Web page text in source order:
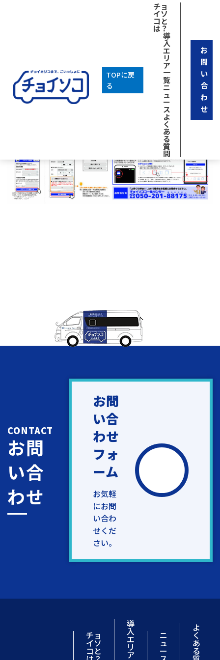
TOPに戻
る
チョ
イソ
コと
は？
導
入
エ
リ
ア
一
覧
ニ
ュ
ー
ス
よ
く
あ
る
質
問
お
問
い
合
わ
せ
CONTACT
お問
い合
わせ
お問
い合
わせ
フォ
ーム
お気軽
にお問
い合わ
せくだ
さい。
チョ
イソ
コと
導
入
エ
リ
ア
ニ
ュ
ー
よ
く
あ
る